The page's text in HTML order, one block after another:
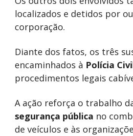
localizados e detidos por
corporação.
Diante dos fatos, os três
encaminhados à Polícia
procedimentos legais
A ação reforça o trabalho
segurança pública no
de veículos e às